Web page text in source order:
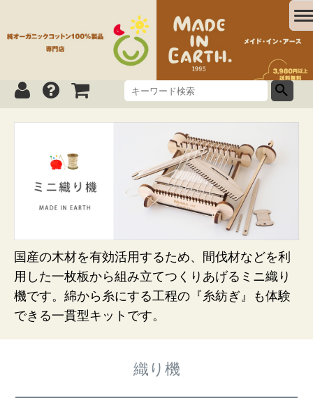
国産の木材を有効活用するため、間伐材などを利
用した一枚板から組み立てつくりあげるミニ織り
機です。綿から糸にする工程の『糸紡ぎ』も体験
できる一貫型キットです。
織り機